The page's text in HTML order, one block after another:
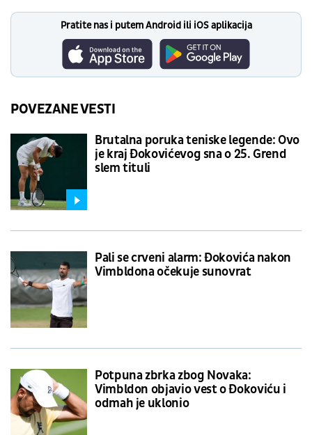
Pratite nas i putem Android ili iOS aplikacija
POVEZANE VESTI
Brutalna poruka teniske legende: Ovo
je kraj Đokovićevog sna o 25. Grend
slem tituli
Pali se crveni alarm: Đokovića nakon
Vimbldona očekuje sunovrat
Potpuna zbrka zbog Novaka:
Vimbldon objavio vest o Đokoviću i
odmah je uklonio